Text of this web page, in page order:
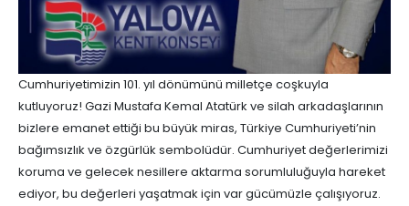
Cumhuriyetimizin 101. yıl dönümünü milletçe coşkuyla
kutluyoruz! Gazi Mustafa Kemal Atatürk ve silah arkadaşlarının
bizlere emanet ettiği bu büyük miras, Türkiye Cumhuriyeti’nin
bağımsızlık ve özgürlük sembolüdür. Cumhuriyet değerlerimizi
koruma ve gelecek nesillere aktarma sorumluluğuyla hareket
ediyor, bu değerleri yaşatmak için var gücümüzle çalışıyoruz.